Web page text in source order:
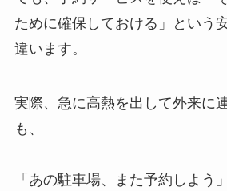
ために確保しておける」という
違います。
実際、急に高熱を出して外来に
も、
「あの駐車場、また予約しよう